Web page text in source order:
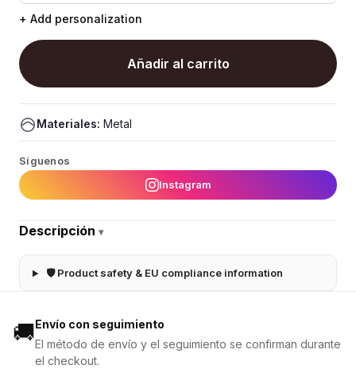
+ Add personalization
Añadir al carrito
Materiales: Metal
Síguenos
Instagram
Descripción ▾
🛡 Product safety & EU compliance information
🚚Envío con seguimiento
El método de envío y el seguimiento se confirman durante
el checkout.